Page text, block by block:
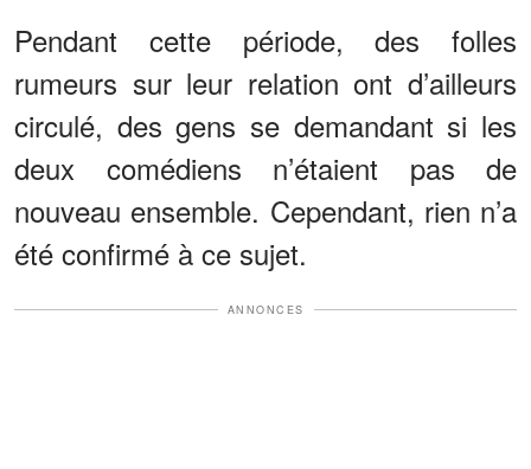
Pendant cette période, des folles
rumeurs sur leur relation ont d’ailleurs
circulé, des gens se demandant si les
deux comédiens n’étaient pas de
nouveau ensemble. Cependant, rien n’a
été confirmé à ce sujet.
ANNONCES